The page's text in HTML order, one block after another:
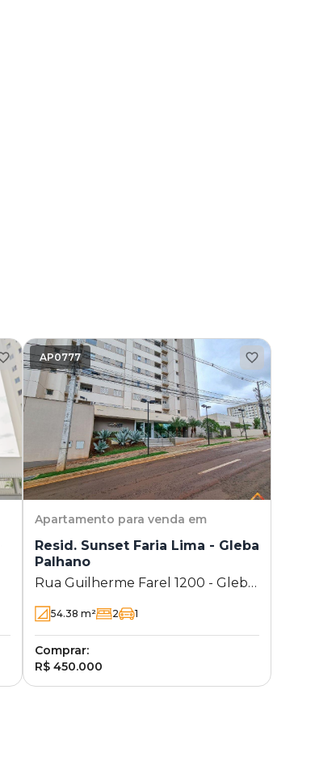
AP0777
Apartamento para venda em
Resid. Sunset Faria Lima - Gleba
Palhano
Rua Guilherme Farel 1200 - Gleba
Palhano - Londrina - PR
54.38 m² 2 1
Comprar:
R$ 450.000